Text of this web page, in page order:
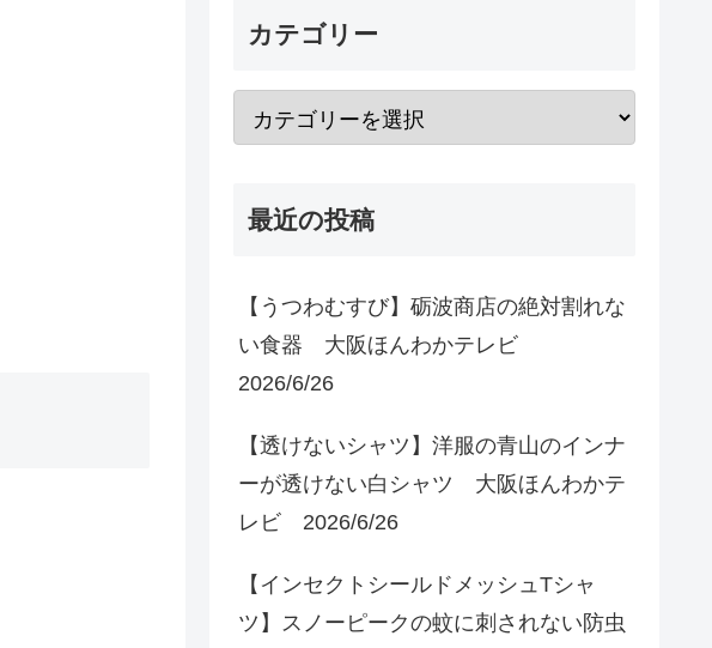
カテゴリー
最近の投稿
【うつわむすび】砺波商店の絶対割れな
い食器 大阪ほんわかテレビ
2026/6/26
【透けないシャツ】洋服の青山のインナ
ーが透けない白シャツ 大阪ほんわかテ
レビ 2026/6/26
【インセクトシールドメッシュTシャ
ツ】スノーピークの蚊に刺されない防虫